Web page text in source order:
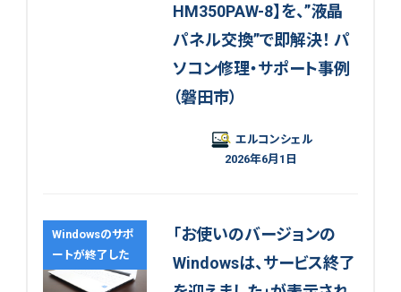
HM350PAW-8】を、”液晶
パネル交換”で即解決！ パ
ソコン修理・サポート事例
（磐田市）
エルコンシェル
2026年6月1日
Windowsのサポ
ートが終了した
「お使いのバージョンの
Windowsは、サービス終了